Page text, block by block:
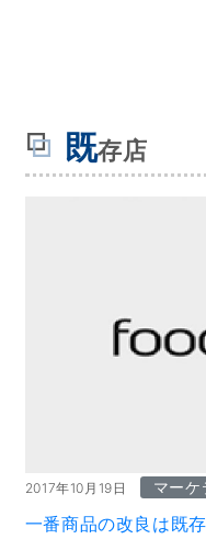
既存店
2017年10月19日 マーケ
一番商品の改良は既